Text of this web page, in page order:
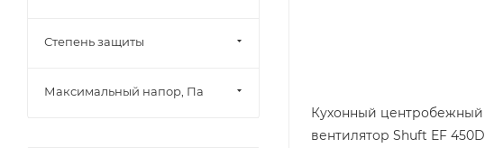
Кухонный центробежный
вентилятор Shuft EF 450D
Степень защиты
Максимальный напор, Па